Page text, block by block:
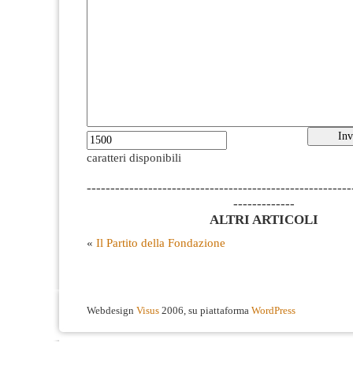
caratteri disponibili
-------------
ALTRI ARTICOLI
« Il Partito della Fondazione
Webdesign Visus 2006, su piattaforma WordPress